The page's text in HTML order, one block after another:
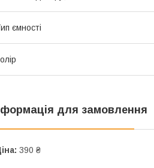
ємності
для замовлення
390 ₴